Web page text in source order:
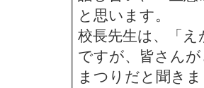
と思います。
校長先生は、「
ですが、皆さん
まつりだと聞き